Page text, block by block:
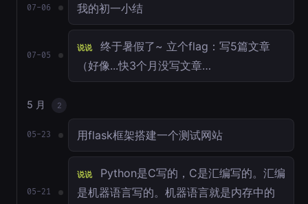
07-06 我的初一小结
07-05
说说
终于暑假了~ 立个flag：写5篇文章
（好像...快3个月没写文章…
5 月 2
05-23 用flask框架搭建一个测试网站
05-21
说说
Python是C写的，C是汇编写的。汇编
是机器语言写的。机器语言就是内存中的